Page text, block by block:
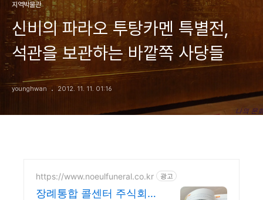
지역박물관
신비의 파라오 투탕카멘 특별전,
석관을 보관하는 바깥쪽 사당들
younghwan 2012. 11. 11. 01:16
https://www.noeulfuneral.co.kr 광고
장례통합 콜센터 주식회